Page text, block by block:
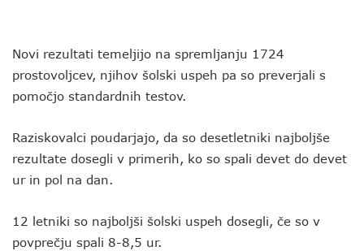
Novi rezultati temeljijo na spremljanju 1724
prostovoljcev, njihov šolski uspeh pa so preverjali s
pomočjo standardnih testov.
Raziskovalci poudarjajo, da so desetletniki najboljše
rezultate dosegli v primerih, ko so spali devet do devet
ur in pol na dan.
12 letniki so najboljši šolski uspeh dosegli, če so v
povprečju spali 8-8,5 ur.